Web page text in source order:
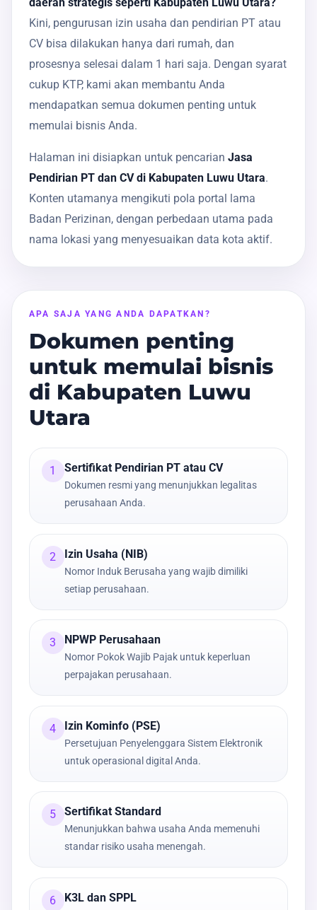
Kini, pengurusan izin usaha dan pendirian PT atau
CV bisa dilakukan hanya dari rumah, dan
prosesnya selesai dalam 1 hari saja. Dengan syarat
cukup KTP, kami akan membantu Anda
mendapatkan semua dokumen penting untuk
memulai bisnis Anda.
Halaman ini disiapkan untuk pencarian Jasa
Pendirian PT dan CV di Kabupaten Luwu Utara.
Konten utamanya mengikuti pola portal lama
Badan Perizinan, dengan perbedaan utama pada
nama lokasi yang menyesuaikan data kota aktif.
APA SAJA YANG ANDA DAPATKAN?
Dokumen penting
untuk memulai bisnis
di Kabupaten Luwu
Utara
1 Sertifikat Pendirian PT atau CV
Dokumen resmi yang menunjukkan legalitas
perusahaan Anda.
2 Izin Usaha (NIB)
Nomor Induk Berusaha yang wajib dimiliki
setiap perusahaan.
3 NPWP Perusahaan
Nomor Pokok Wajib Pajak untuk keperluan
perpajakan perusahaan.
4 Izin Kominfo (PSE)
Persetujuan Penyelenggara Sistem Elektronik
untuk operasional digital Anda.
5 Sertifikat Standard
Menunjukkan bahwa usaha Anda memenuhi
standar risiko usaha menengah.
6 K3L dan SPPL